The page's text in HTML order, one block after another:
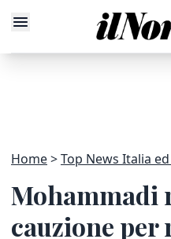
Home Top News Italia
Mohammadi
cauzione per